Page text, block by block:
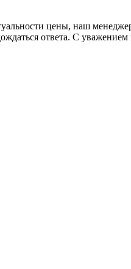
цены, наш
ответа. С